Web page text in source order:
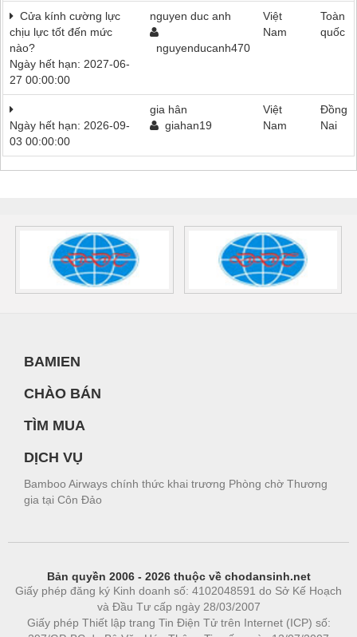
Cửa kính cường lực
chịu lực tốt đến mức
nào?
Ngày hết hạn: 2027-06-
27 00:00:00
nguyen duc anh
nguyenducanh470
Việt
Nam
Toàn
quốc
Ngày hết hạn: 2026-09-
03 00:00:00
gia hân
giahan19
Việt
Nam
Đồng
Nai
BAMIEN
CHÀO BÁN
TÌM MUA
DỊCH VỤ
Bamboo Airways chính thức khai trương Phòng chờ Thương
gia tại Côn Đảo
Bản quyền 2006 - 2026 thuộc về chodansinh.net
Giấy phép đăng ký Kinh doanh số: 4102048591 do Sở Kế Hoạch
và Đầu Tư cấp ngày 28/03/2007
Giấy phép Thiết lập trang Tin Điện Tử trên Internet (ICP) số: